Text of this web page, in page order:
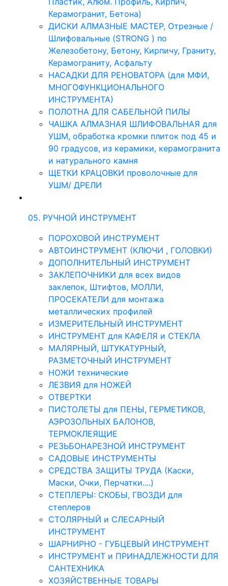
Керамогранит, Бетона)
ДИСКИ АЛМАЗНЫЕ МАСТЕР, Отрезные /
Шлифовальные (STRONG ) по
Железобетону, Бетону, Кирпичу, Граниту,
Керамограниту, Асфальту
НАСАДКИ ДЛЯ РЕНОВАТОРА (для МФИ,
МНОГОФУНКЦИОНАЛЬНОГО
ИНСТРУМЕНТА)
ПОЛОТНА ДЛЯ САБЕЛЬНОЙ ПИЛЫ
ЧАШКА АЛМАЗНАЯ ШЛИФОВАЛЬНАЯ для
УШМ, обработка кромки плиток под 45 и
90 градусов, из керамики, керамогранита
и натурального камня
ЩЕТКИ КРАЦОВКИ проволочные для
УШМ/ ДРЕЛИ
05. РУЧНОЙ ИНСТРУМЕНТ
ПОРОХОВОЙ ИНСТРУМЕНТ
АВТОИНСТРУМЕНТ (КЛЮЧИ , ГОЛОВКИ)
ДОПОЛНИТЕЛЬНЫЙ ИНСТРУМЕНТ
ЗАКЛЕПОЧНИКИ для всех видов
заклепок, Штифтов, МОЛЛИ,
ПРОСЕКАТЕЛИ для монтажа
металлических профилей
ИЗМЕРИТЕЛЬНЫЙ ИНСТРУМЕНТ
ИНСТРУМЕНТ для КАФЕЛЯ и СТЕКЛА
МАЛЯРНЫЙ, ШТУКАТУРНЫЙ,
РАЗМЕТОЧНЫЙ ИНСТРУМЕНТ
НОЖИ технические
ЛЕЗВИЯ для НОЖЕЙ
ОТВЕРТКИ
ПИСТОЛЕТЫ для ПЕНЫ, ГЕРМЕТИКОВ,
АЭРОЗОЛЬНЫХ БАЛОНОВ,
ТЕРМОКЛЕЯЩИЕ
РЕЗЬБОНАРЕЗНОЙ ИНСТРУМЕНТ
САДОВЫЕ ИНСТРУМЕНТЫ
СРЕДСТВА ЗАЩИТЫ ТРУДА (Каски,
Маски, Очки, Перчатки....)
СТЕПЛЕРЫ: СКОБЫ, ГВОЗДИ для
степлеров
СТОЛЯРНЫЙ и СЛЕСАРНЫЙ
ИНСТРУМЕНТ
ШАРНИРНО - ГУБЦЕВЫЙ ИНСТРУМЕНТ
ИНСТРУМЕНТ и ПРИНАДЛЕЖНОСТИ ДЛЯ
САНТЕХНИКА
ХОЗЯЙСТВЕННЫЕ ТОВАРЫ